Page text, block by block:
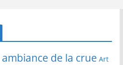
ambiance de la crue Art